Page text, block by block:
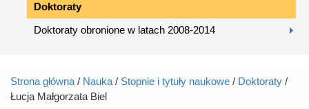
Doktoraty
Doktoraty obronione w latach 2008-2014
Jesteś tutaj
Strona główna / Nauka / Stopnie i tytuły naukowe / Doktoraty /
Łucja Małgorzata Biel